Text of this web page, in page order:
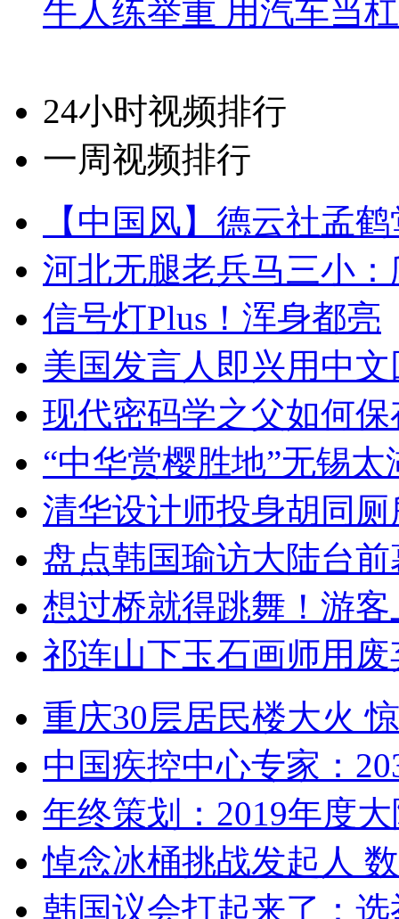
牛人练举重 用汽车当
24小时视频排行
一周视频排行
【中国风】德云社孟
河北无腿老兵马三小
信号灯Plus！浑身都亮
美国发言人即兴用中
现代密码学之父如何
“中华赏樱胜地”无锡
清华设计师投身胡同
盘点韩国瑜访大陆台
想过桥就得跳舞！游客
祁连山下玉石画师用
重庆30层居民楼大火
中国疾控中心专家：
年终策划：2019年度
悼念冰桶挑战发起人
韩国议会打起来了：